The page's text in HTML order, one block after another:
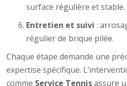
surface régulière et stable.
Entretien et suivi :
régulier de brique pilée.
Chaque étape demande une
expertise spécifique.
comme Service Tennisassure